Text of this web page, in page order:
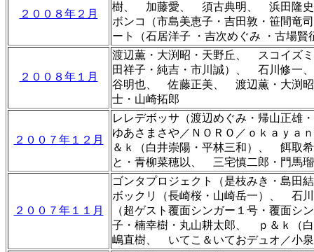
２００８年２月
樹、 加藤愛、 須古典明、 浜田隆史
ボンコ（市島美恵子・吉田敦・笹間
ート（石居洋子 ・吉次めぐみ ・古場
２００８年１月
渡辺薫・大渕昭・天野丘、 スコイズ
田祥子・純吉・市川誠）、 石川修一
谷明也、 佐藤正美 、 渡辺薫 ・ 大渕
士・山崎拓郎
２００７年１２月
レレデボッサ（渡辺めぐみ・帰山正
ゆあさまさや／ＮＯＲＯ／ｏｋａｙ
＆ｋ（白井崇陽・平林三和）、 餌取
と・ 青柳菜穂以、 三宅慎二郎・門馬
２００７年１１月
ゴンタプロジェクト（是枝みき・島田
ボックリ（長崎桜・山崎岳一）、 石
（超ゲスト覆面シンガー１号・覆面
子・楠幸樹・丸山耕太郎、 ｐ＆ｋ（
嶋直樹、 いてこ＆いておデュオ／小